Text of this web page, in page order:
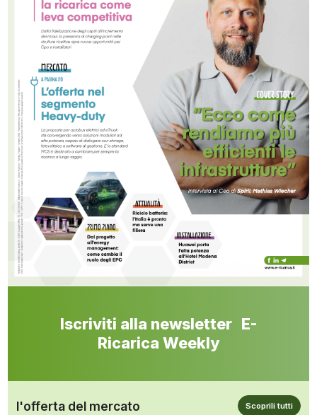
Iscriviti alla newsletter E-
Ricarica Weekly
l'offerta del mercato Scoprili tutti